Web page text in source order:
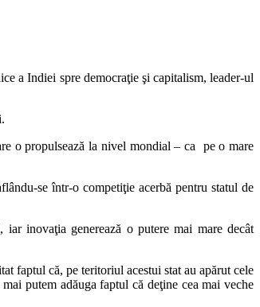
a Indiei spre democraţie şi capitalism, leader-ul
o propulsează la nivel mondial – ca pe o mare
se într-o competiţie acerbă pentru statul de
inovaţia generează o putere mai mare decât
faptul că, pe teritoriul acestui stat au apărut cele
putem adăuga faptul că deţine cea mai veche